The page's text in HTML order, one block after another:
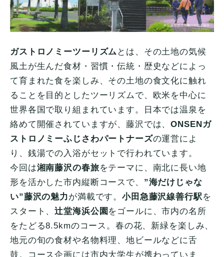
ガストロノミーツーリズム とは、その土地の気候
風土が生んだ食材・習慣・伝統・歴史などによっ
て育まれた食を楽しみ、その土地の食文化に触れ
ることを目的としたツーリズムで、欧米を中心に
世界各国で取り組まれています。日本では温泉を
絡めて開催されていますが、藤沢では、ONSENガ
ストロノミーふじさわパートナーズの運営によ
り、銭湯での入浴がセットで行われています。
今回は湘南藤沢の春旅をテーマに、南北に長い地
形を活かした市内縦断コースで、 ”海だけじゃな
い”藤沢の魅力 が満載です。小田急藤沢線善行駅 を
スタート、辻堂海浜公園 をゴールに、市内の名所
をたどる8.5kmのコース。春の花、新緑を楽しみ、
地元の旬の食材や名物料理、地ビールなどに舌
鼓。コース企画には市内大学生が携わっていま